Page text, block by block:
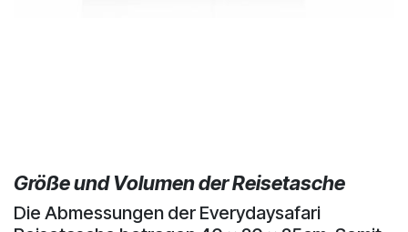
Größe und Volumen der Reisetasche
Die Abmessungen der Everydaysafari